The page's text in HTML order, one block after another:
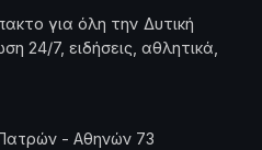
για όλη την Δυτική
24/7, ειδήσεις, αθλητικά,
- Αθηνών 73